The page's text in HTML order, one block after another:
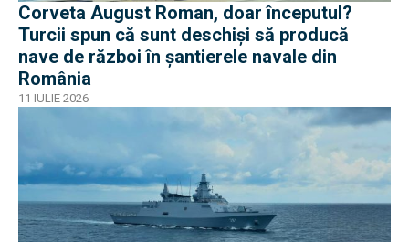
Corveta August Roman, doar începutul?
Turcii spun că sunt deschiși să producă
nave de război în șantierele navale din
România
11 IULIE 2026